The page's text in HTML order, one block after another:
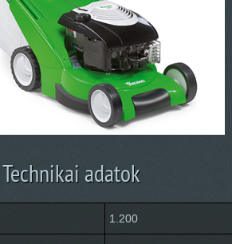
Technikai adatok
1.200